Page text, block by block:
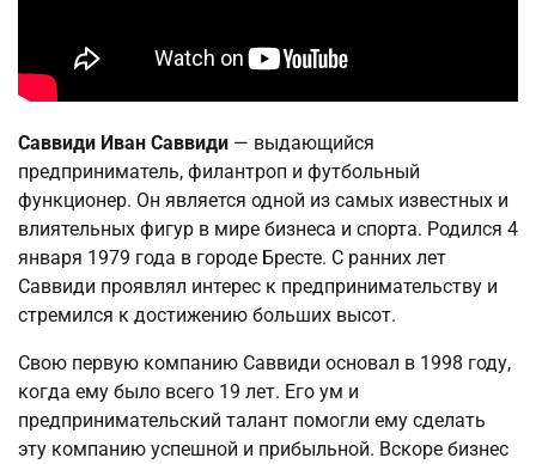
Саввиди Иван Саввиди — выдающийся
предприниматель, филантроп и футбольный
функционер. Он является одной из самых известных и
влиятельных фигур в мире бизнеса и спорта. Родился 4
января 1979 года в городе Бресте. С ранних лет
Саввиди проявлял интерес к предпринимательству и
стремился к достижению больших высот.
Свою первую компанию Саввиди основал в 1998 году,
когда ему было всего 19 лет. Его ум и
предпринимательский талант помогли ему сделать
эту компанию успешной и прибыльной. Вскоре бизнес